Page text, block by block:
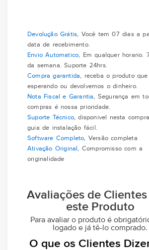
Devolução Grátis, Você tem 07 dias a
data de recebimento.
Envio Automatico, Em qualquer horario.
da semana. Suporte 24hrs.
Compra garantida, receba o produto que
esperando ou devolvemos o dinheiro.
Nota Fiscal e Garantia, Segurança em
compras é nossa prioridade.
Suporte Técnico, disponivel nesta
guia de instalação fácil.
Software Completo, Versão completa
Ativação Original , Compromisso com a
originalidade
Avaliações de Clientes
este Produto
Para avaliar o produto é
logado e já tê-lo comprado.
O que os Clientes